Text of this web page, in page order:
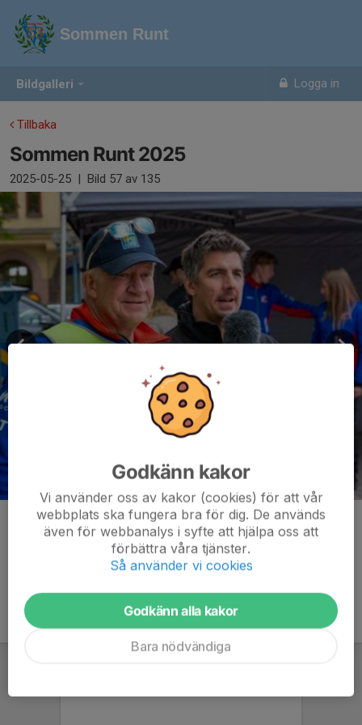
Bildgalleri Logga in
Sommen Runt
Tillbaka
Sommen Runt 2025
2025-05-25 | Bild 57 av 135
Kommentarer
Godkänn kakor
Vi använder oss av kakor (cookies) för att vår
webbplats ska fungera bra för dig. De används
även för webbanalys i syfte att hjälpa oss att
förbättra våra tjänster.
Så använder vi cookies
Godkänn alla kakor
Bara nödvändiga